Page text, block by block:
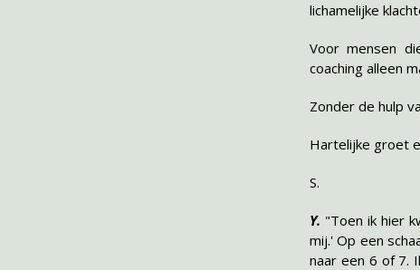
lichamelijke
Voor mensen
coaching alleen
Zonder de hulp
Hartelijke groet
S.
Y. "Toen ik hier
mij.' Op een
naar een 6 of 7.